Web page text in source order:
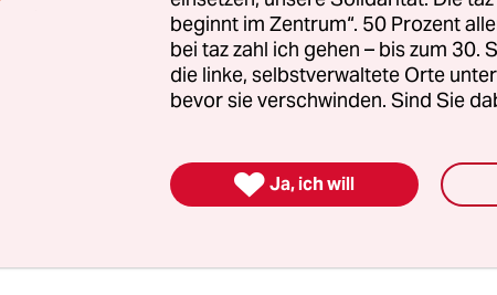
Ladezeit“, sagt Röpke.
äußerst schlanker neuer Programmcode, den
von Google entwickelt haben und der vor
vorgibt, an die sich alle halten müssen. So
Bits und Bytes und ihren Nutzern lästige
beginnt im Zentrum“. 50 Prozent
bei taz zahl ich gehen – bis zum 30.
die linke, selbstverwaltete Orte
bevor sie verschwinden. Sind Sie
 Ja, ich will